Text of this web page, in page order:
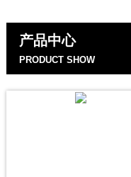
产品中心
PRODUCT SHOW